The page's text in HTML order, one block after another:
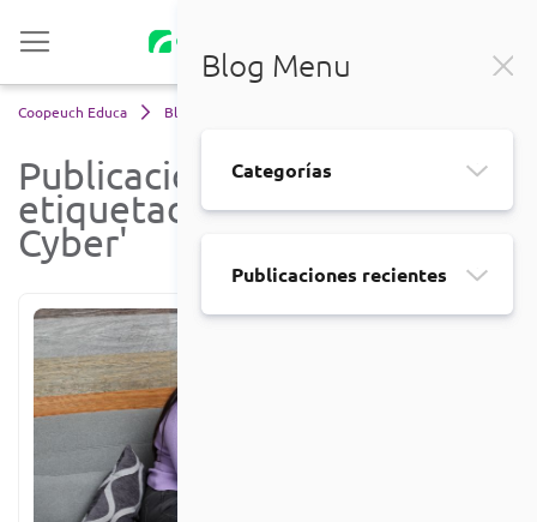
Coopeuch Educa Blog
Publicaciones
etiquetadas 'fraudes
Cyber'
Blog Menu
Categorías
Publicaciones recientes